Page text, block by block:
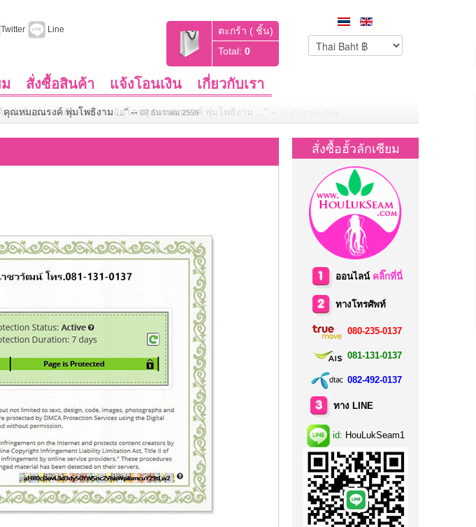
Twitter Line
ตะกร้า ( ชิ้น)
Total:0
สั่งซื้อสินค้า แจ้งโอนเงิน เกี่ยวกับเรา
นตำรับฮ่องเต้ คิดค้นและผลิตโดยคุณหมอณรงค์ พุ่มโพธิงาม ..." --
สั่งซื้อฮั้วลักเซียม
ออนไลน์ คลิ๊กที่นี่
ทางโทรศัพท์
080-235-0137
081-131-0137
082-492-0137
ทาง LINE
id: HouLukSeam1